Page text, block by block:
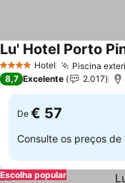
4 EstrelasHotel Piscina
Lu' Hotel Porto
8,7 Excelente 2.017
De € 57
Consulte os preços de
Escolha popular